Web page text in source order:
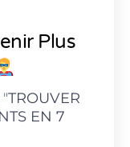
Plus
TROUVER
EN 7